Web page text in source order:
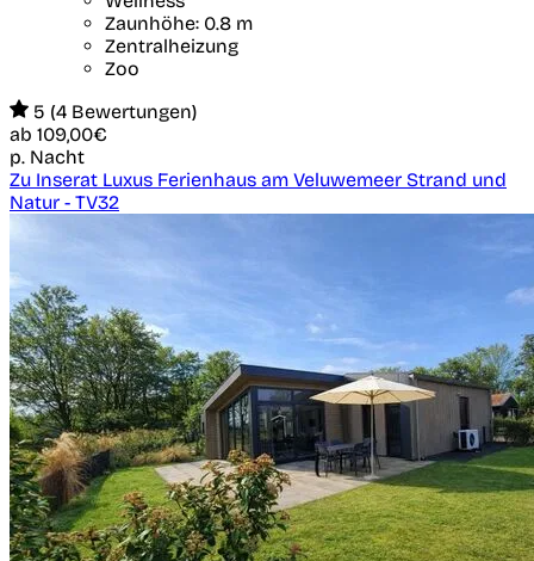
Zaunhöhe: 0.8 m
Zentralheizung
Zoo
5 (4 Bewertungen)
ab 109,00€
p. Nacht
Zu Inserat Luxus Ferienhaus am Veluwemeer Strand und
Natur - TV32